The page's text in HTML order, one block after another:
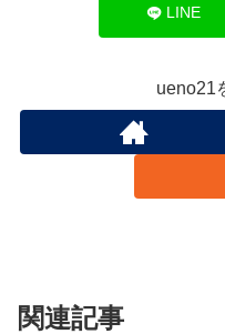
LINE
ueno21
関連記事